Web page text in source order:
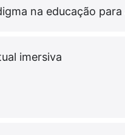
na educação
imersiva